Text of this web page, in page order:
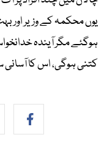
یوں محکمہ کے وزیر اور
ہوگئے مگر آیندہ
کتنی ہوگی، اس کا آسانی